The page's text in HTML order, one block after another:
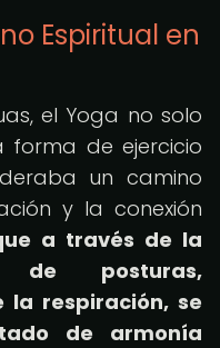
Espiritual en
el Yoga no solo
de ejercicio
un camino
y la conexión
a través de la
de posturas,
respiración, se
de armonía